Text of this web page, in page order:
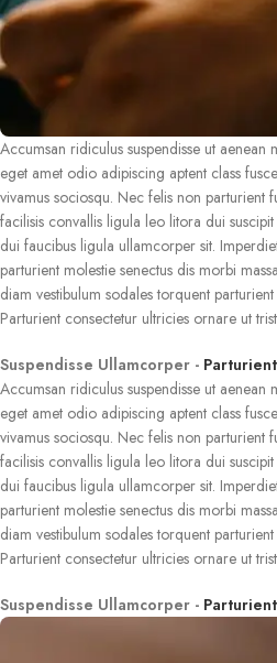
Accumsan ridiculus suspendisse ut aenean
eget amet odio adipiscing aptent class
vivamus sociosqu. Nec felis non parturient
facilisis convallis ligula leo litora dui
dui faucibus ligula ullamcorper sit.
parturient molestie senectus dis morbi
diam vestibulum sodales torquent
Parturient consectetur ultricies ornare ut
Suspendisse Ullamcorper -
Accumsan ridiculus suspendisse ut aenean
eget amet odio adipiscing aptent class
vivamus sociosqu. Nec felis non parturient
facilisis convallis ligula leo litora dui
dui faucibus ligula ullamcorper sit.
parturient molestie senectus dis morbi
diam vestibulum sodales torquent
Parturient consectetur ultricies ornare ut
Suspendisse Ullamcorper -